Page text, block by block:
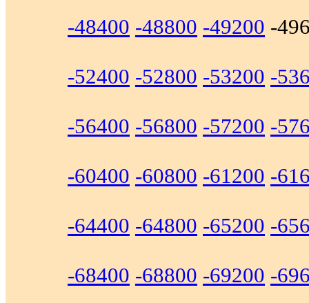
-48400 -48800 -49200 -
-52400 -52800 -53200 -
-56400 -56800 -57200 -
-60400 -60800 -61200 -
-64400 -64800 -65200 -
-68400 -68800 -69200 -